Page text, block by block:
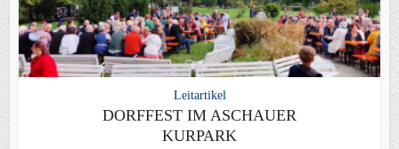
Leitartikel
DORFFEST IM ASCHAUER
KURPARK